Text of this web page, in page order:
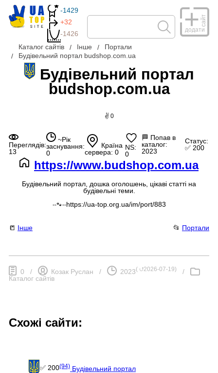
-1429
+32
-1426
додати
сайт
Каталог сайтів Інше
Портали
Будівельний портал budshop.com.ua
Будівельний портал
budshop.com.ua
✌ 0
Переглядів:
13
~Рік
заснування:
0
Країна
сервера: 0
NS:
0
🏁 Попав в
каталог:
2023
Статус:
✅ 200
https://www.budshop.com.ua
Будівельний портал, дошка оголошень, цікаві статті на
будівельні теми.
--🐾--https://ua-top.org.ua/im/port/883
📒 Інше 📂 Портали
0 / Козак Руслан / 2023( ⮍2026-07-19)
/
Каталог сайтів
Схожі сайти:
✅ 200(94) Будівельний портал